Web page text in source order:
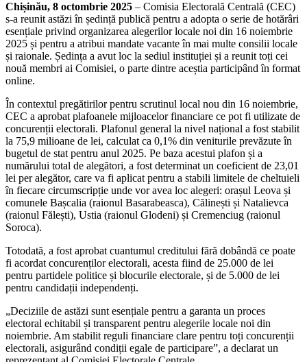
Chișinău, 8 octombrie 2025 – Comisia Electorală Centrală (CEC)
s-a reunit astăzi în ședință publică pentru a adopta o serie de hotărâri
esențiale privind organizarea alegerilor locale noi din 16 noiembrie
2025 și pentru a atribui mandate vacante în mai multe consilii locale
și raionale. Ședința a avut loc la sediul instituției și a reunit toți cei
nouă membri ai Comisiei, o parte dintre aceștia participând în format
online.
În contextul pregătirilor pentru scrutinul local nou din 16 noiembrie,
CEC a aprobat plafoanele mijloacelor financiare ce pot fi utilizate de
concurenții electorali. Plafonul general la nivel național a fost stabilit
la 75,9 milioane de lei, calculat ca 0,1% din veniturile prevăzute în
bugetul de stat pentru anul 2025. Pe baza acestui plafon și a
numărului total de alegători, a fost determinat un coeficient de 23,01
lei per alegător, care va fi aplicat pentru a stabili limitele de cheltuieli
în fiecare circumscripție unde vor avea loc alegeri: orașul Leova și
comunele Bașcalia (raionul Basarabeasca), Călinești și Natalievca
(raionul Fălești), Ustia (raionul Glodeni) și Cremenciug (raionul
Soroca).
Totodată, a fost aprobat cuantumul creditului fără dobândă ce poate
fi acordat concurenților electorali, acesta fiind de 25.000 de lei
pentru partidele politice și blocurile electorale, și de 5.000 de lei
pentru candidații independenți.
„Deciziile de astăzi sunt esențiale pentru a garanta un proces
electoral echitabil și transparent pentru alegerile locale noi din
noiembrie. Am stabilit reguli financiare clare pentru toți concurenții
electorali, asigurând condiții egale de participare”, a declarat un